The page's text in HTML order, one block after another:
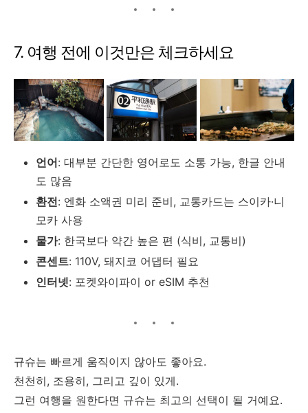
7. 여행 전에 이것만은 체크하세요
언어: 대부분 간단한 영어로도 소통 가능, 한글 안내
도 많음
환전: 엔화 소액권 미리 준비, 교통카드는 스이카·니
모카 사용
물가: 한국보다 약간 높은 편 (식비, 교통비)
콘센트: 110V, 돼지코 어댑터 필요
인터넷: 포켓와이파이 or eSIM 추천
규슈는 빠르게 움직이지 않아도 좋아요.
천천히, 조용히, 그리고 깊이 있게.
그런 여행을 원한다면 규슈는 최고의 선택이 될 거예요.